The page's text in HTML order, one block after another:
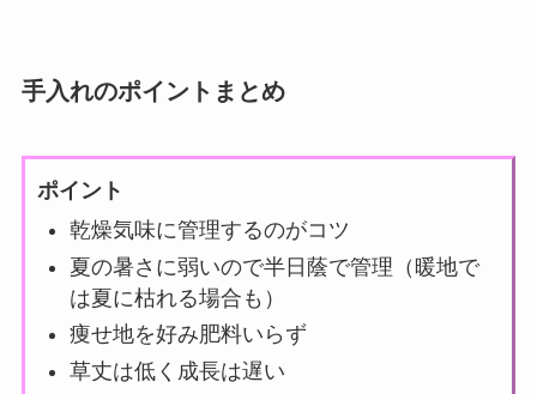
手入れのポイントまとめ
ポイント
乾燥気味に管理するのがコツ
夏の暑さに弱いので半日蔭で管理（暖地で
は夏に枯れる場合も）
痩せ地を好み肥料いらず
草丈は低く成長は遅い